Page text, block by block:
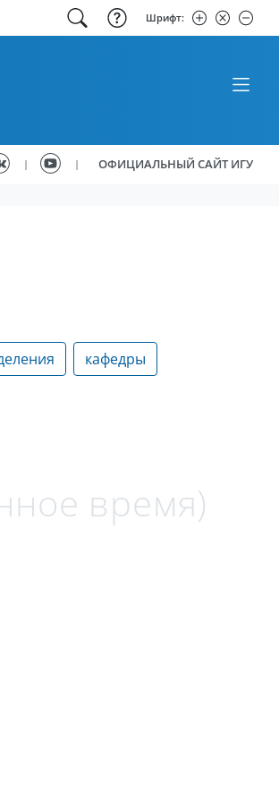
Шрифт:
| | ОФИЦИАЛЬНЫЙ САЙТ ИГУ
кафедры
время)